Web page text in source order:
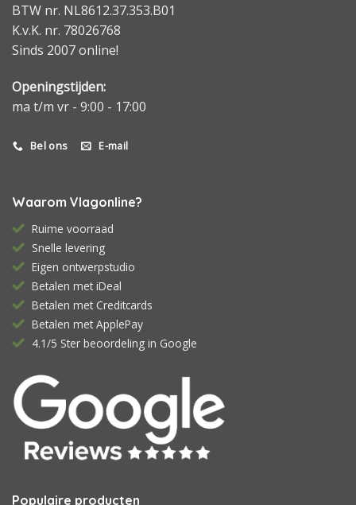
BTW nr. NL8612.37.353.B01
K.v.K. nr. 78026768
Sinds 2007 online!
Openingstijden:
ma t/m vr - 9:00 - 17:00
Bel ons E-mail
Waarom Vlagonline?
Ruime voorraad
Snelle levering
Eigen ontwerpstudio
Betalen met iDeal
Betalen met Creditcards
Betalen met ApplePay
4.1/5 Ster beoordeling in Google
Populaire producten